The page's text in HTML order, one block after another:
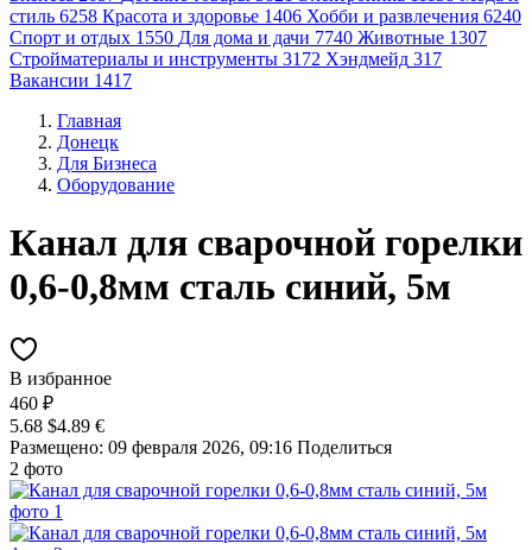
стиль 6258 Красота и здоровье 1406 Хобби и развлечения 6240
Спорт и отдых 1550 Для дома и дачи 7740 Животные 1307
Стройматериалы и инструменты 3172 Хэндмейд 317
Вакансии 1417
Главная
Донецк
Для Бизнеса
Оборудование
Канал для сварочной горелки
0,6-0,8мм сталь синий, 5м
В избранное
460 ₽
5.68 $4.89 €
Размещено: 09 февраля 2026, 09:16 Поделиться
2 фото